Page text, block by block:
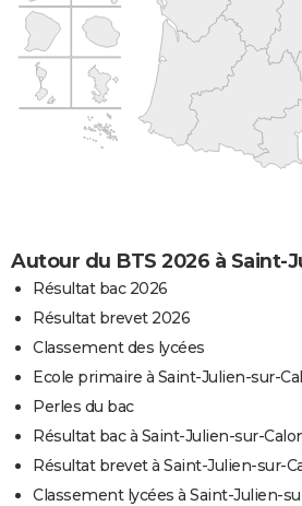
Autour du BTS 2026 à Saint-
Résultat bac 2026
Résultat brevet 2026
Classement des lycées
Ecole primaire à Saint-Julien-sur-
Perles du bac
Résultat bac à Saint-Julien-sur-
Résultat brevet à Saint-Julien-sur-
Classement lycées à Saint-Julien-